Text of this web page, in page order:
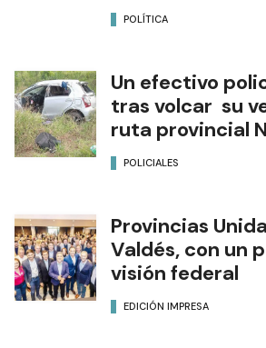
POLÍTICA
Un efectivo
tras volcar su
ruta provincial
POLICIALES
Provincias
Valdés, con un
visión federal
EDICIÓN IMPRESA